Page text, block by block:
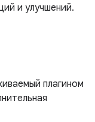
и улучшений.
плагином